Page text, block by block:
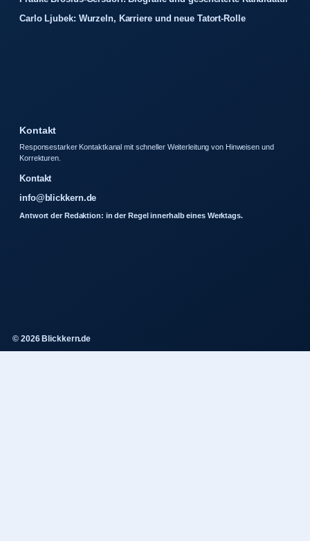
Carlo Ljubek: Wurzeln, Karriere und neue Tatort-Rolle
Kontakt
Responsestarker Kontaktkanal mit schneller Weiterleitung von Hinweisen und
Korrekturen.
Kontakt
info@blickkern.de
Antwort der Redaktion: in der Regel innerhalb eines Werktags.
© 2026 Blickkern.de